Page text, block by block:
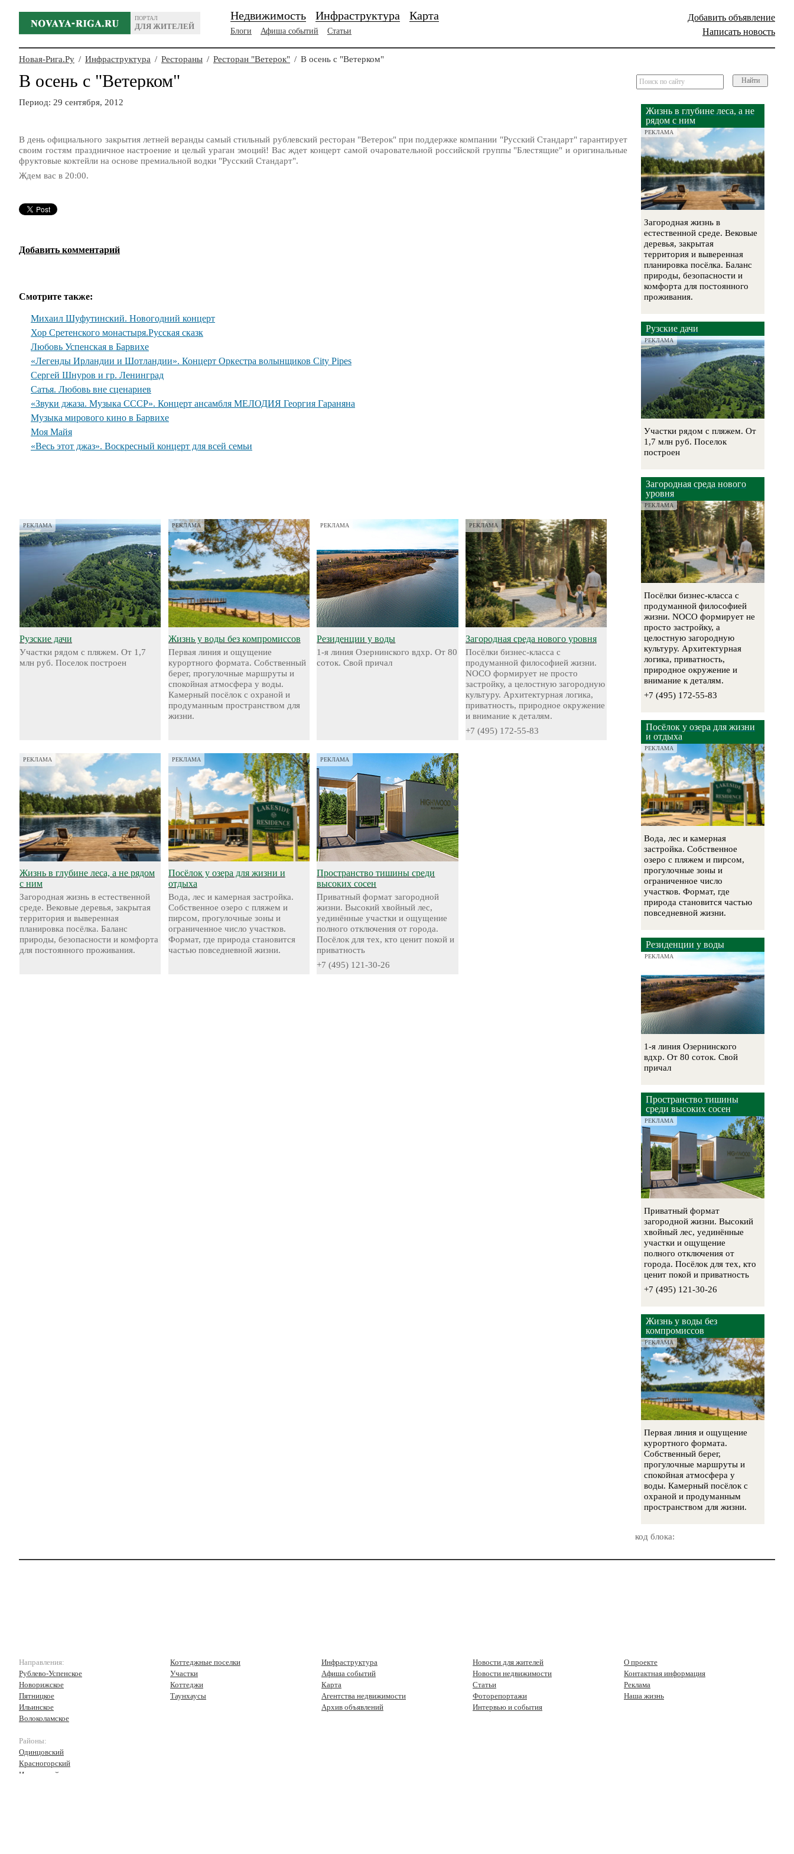
ПОРТАЛ
ДЛЯ ЖИТЕЛЕЙ
Добавить объявление
Написать новость
Недвижимость Инфраструктура Карта
Блоги Афиша событий Статьи
Новая-Рига.Ру / Инфраструктура / Рестораны / Ресторан "Ветерок" / В осень с "Ветерком"
В осень с "Ветерком"
Период: 29 сентября, 2012
В день официального закрытия летней веранды самый стильный рублевский ресторан "Ветерок" при поддержке компании "Русский Стандарт" гарантирует
своим гостям праздничное настроение и целый ураган эмоций! Вас ждет концерт самой очаровательной российской группы "Блестящие" и оригинальные
фруктовые коктейли на основе премиальной водки "Русский Стандарт".
Ждем вас в 20:00.
Добавить комментарий
Смотрите также:
Михаил Шуфутинский. Новогодний концерт
Хор Сретенского монастыря.Русская сказк
Любовь Успенская в Барвихе
«Легенды Ирландии и Шотландии». Концерт Оркестра волынщиков City Pipes
Сергей Шнуров и гр. Ленинград
Сатья. Любовь вне сценариев
«Звуки джаза. Музыка СССР». Концерт ансамбля МЕЛОДИЯ Георгия Гараняна
Музыка мирового кино в Барвихе
Моя Майя
«Весь этот джаз». Воскресный концерт для всей семьи
РЕКЛАМА
Рузские дачи
Участки рядом с пляжем. От 1,7
млн руб. Поселок построен
РЕКЛАМА
Жизнь у воды без компромиссов
Первая линия и ощущение
курортного формата. Собственный
берег, прогулочные маршруты и
спокойная атмосфера у воды.
Камерный посёлок с охраной и
продуманным пространством для
жизни.
РЕКЛАМА
Резиденции у воды
1-я линия Озернинского вдхр. От 80
соток. Свой причал
РЕКЛАМА
Загородная среда нового уровня
Посёлки бизнес-класса с
продуманной философией жизни.
NOCO формирует не просто
застройку, а целостную загородную
культуру. Архитектурная логика,
приватность, природное окружение
и внимание к деталям.
+7 (495) 172-55-83
РЕКЛАМА
Жизнь в глубине леса, а не рядом
с ним
Загородная жизнь в естественной
среде. Вековые деревья, закрытая
территория и выверенная
планировка посёлка. Баланс
природы, безопасности и комфорта
для постоянного проживания.
РЕКЛАМА
Посёлок у озера для жизни и
отдыха
Вода, лес и камерная застройка.
Собственное озеро с пляжем и
пирсом, прогулочные зоны и
ограниченное число участков.
Формат, где природа становится
частью повседневной жизни.
РЕКЛАМА
Пространство тишины среди
высоких сосен
Приватный формат загородной
жизни. Высокий хвойный лес,
уединённые участки и ощущение
полного отключения от города.
Посёлок для тех, кто ценит покой и
приватность
+7 (495) 121-30-26
Найти
Жизнь в глубине леса, а не
рядом с ним
РЕКЛАМА
Загородная жизнь в
естественной среде. Вековые
деревья, закрытая
территория и выверенная
планировка посёлка. Баланс
природы, безопасности и
комфорта для постоянного
проживания.
Рузские дачи
РЕКЛАМА
Участки рядом с пляжем. От
1,7 млн руб. Поселок
построен
Загородная среда нового
уровня
РЕКЛАМА
Посёлки бизнес-класса с
продуманной философией
жизни. NOCO формирует не
просто застройку, а
целостную загородную
культуру. Архитектурная
логика, приватность,
природное окружение и
внимание к деталям.
+7 (495) 172-55-83
Посёлок у озера для жизни
и отдыха
РЕКЛАМА
Вода, лес и камерная
застройка. Собственное
озеро с пляжем и пирсом,
прогулочные зоны и
ограниченное число
участков. Формат, где
природа становится частью
повседневной жизни.
Резиденции у воды
РЕКЛАМА
1-я линия Озернинского
вдхр. От 80 соток. Свой
причал
Пространство тишины
среди высоких сосен
РЕКЛАМА
Приватный формат
загородной жизни. Высокий
хвойный лес, уединённые
участки и ощущение
полного отключения от
города. Посёлок для тех, кто
ценит покой и приватность
+7 (495) 121-30-26
Жизнь у воды без
компромиссов
РЕКЛАМА
Первая линия и ощущение
курортного формата.
Собственный берег,
прогулочные маршруты и
спокойная атмосфера у
воды. Камерный посёлок с
охраной и продуманным
пространством для жизни.
код блока:
Направления:
Рублево-Успенское
Новорижское
Пятницкое
Ильинское
Волоколамское
Районы:
Одинцовский
Красногорский
Истринский
Коттеджные поселки
Участки
Коттеджи
Таунхаусы
Инфраструктура
Афиша событий
Карта
Агентства недвижимости
Архив объявлений
Новости для жителей
Новости недвижимости
Статьи
Фоторепортажи
Интервью и события
О проекте
Контактная информация
Реклама
Наша жизнь